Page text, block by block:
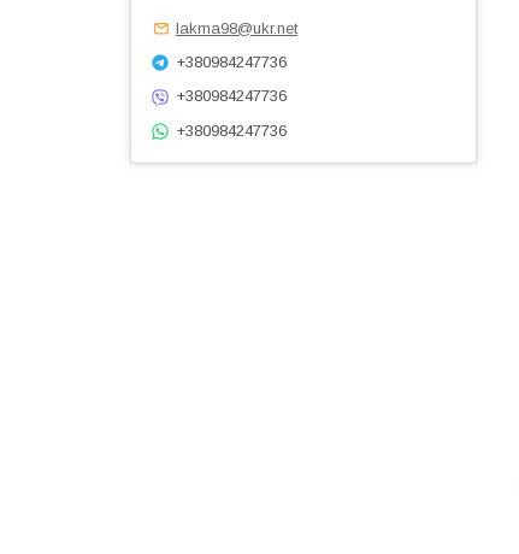
lakma98@ukr.net
+380984247736
+380984247736
+380984247736